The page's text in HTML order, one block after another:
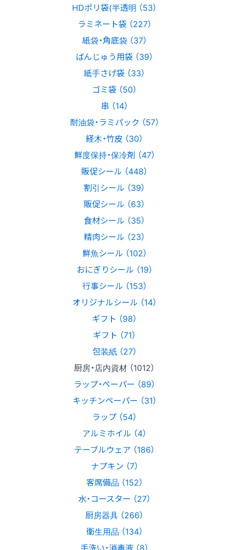
HDポリ袋(半透明 （53）
ラミネート袋 （227）
紙袋・角底袋 （37）
ばんじゅう用袋 （39）
紙手さげ袋 （33）
ゴミ袋 （50）
串 （14）
耐油袋・ラミパック （57）
経木・竹皮 （30）
鮮度保持・保冷剤 （47）
販促シール （448）
割引シール （39）
販促シール （63）
食材シール （35）
精肉シール （23）
鮮魚シール （102）
おにぎりシール （19）
行事シール （153）
オリジナルシール （14）
ギフト （98）
ギフト （71）
包装紙 （27）
厨房・店内資材 （1012）
ラップ・ペーパー （89）
キッチンペーパー （31）
ラップ （54）
アルミホイル （4）
テーブルウェア （186）
ナプキン （7）
客席備品 （152）
水・コースター （27）
厨房器具 （266）
衛生用品 （134）
手洗い・消毒液 （8）